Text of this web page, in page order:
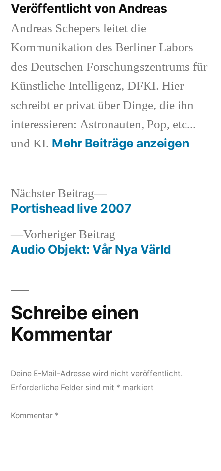
Veröffentlicht von Andreas
Andreas Schepers leitet die
Kommunikation des Berliner Labors
des Deutschen Forschungszentrums für
Künstliche Intelligenz, DFKI. Hier
schreibt er privat über Dinge, die ihn
interessieren: Astronauten, Pop, etc...
und KI. Mehr Beiträge anzeigen
Beitragsnavigation
Vorheriger Beitrag
Beitrag:
Audio Objekt: Vår Nya Värld
Nächster Beitrag
Nächster
Beitrag:
Portishead live 2007
Schreibe einen
Kommentar
Deine E-Mail-Adresse wird nicht veröffentlicht.
Erforderliche Felder sind mit * markiert
Kommentar *